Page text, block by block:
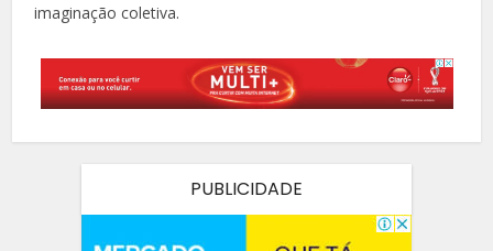
imaginação coletiva.
PUBLICIDADE